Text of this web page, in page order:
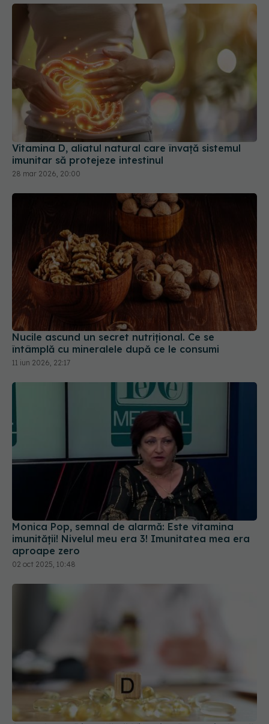
Vitamina D, aliatul natural care învață sistemul
imunitar să protejeze intestinul
28 mar 2026, 20:00
Nucile ascund un secret nutrițional. Ce se
întâmplă cu mineralele după ce le consumi
11 iun 2026, 22:17
Monica Pop, semnal de alarmă: Este vitamina
imunității! Nivelul meu era 3! Imunitatea mea era
aproape zero
02 oct 2025, 10:48
Semnul care îți arată că Vitamina D e periculoasă